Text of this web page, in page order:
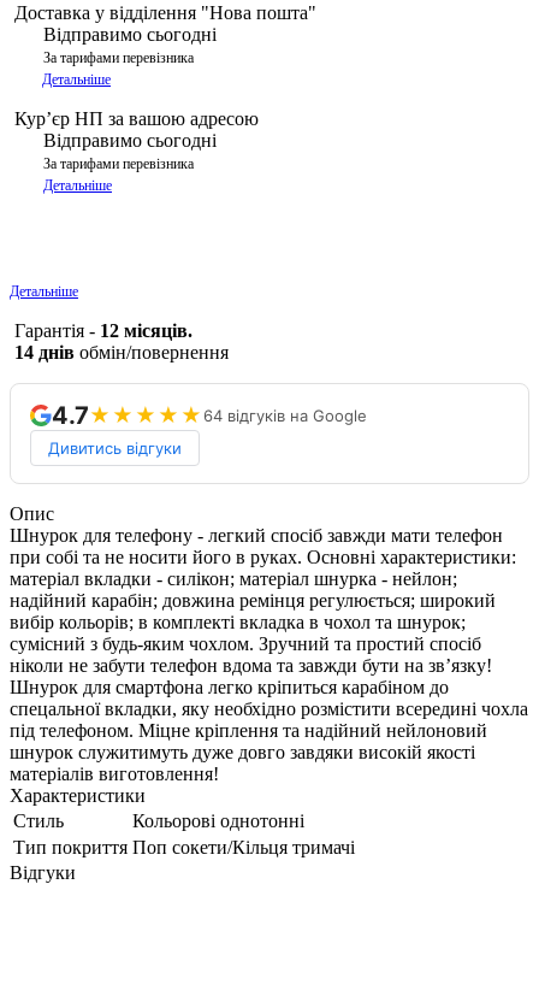
Доставка у відділення "Нова пошта"
Відправимо сьогодні
За тарифами перевізника
Детальніше
Курʼєр НП за вашою адресою
Відправимо сьогодні
За тарифами перевізника
Детальніше
Детальніше
Гарантія - 12 місяців.
14 днів обмін/повернення
4.7★★★★★64 відгуків на Google
Дивитись відгуки
Опис
Шнурок для телефону - легкий спосіб завжди мати телефон
при собі та не носити його в руках. Основні характеристики:
матеріал вкладки - силікон; матеріал шнурка - нейлон;
надійний карабін; довжина ремінця регулюється; широкий
вибір кольорів; в комплекті вкладка в чохол та шнурок;
сумісний з будь-яким чохлом. Зручний та простий спосіб
ніколи не забути телефон вдома та завжди бути на зв’язку!
Шнурок для смартфона легко кріпиться карабіном до
спецальної вкладки, яку необхідно розмістити всередині чохла
під телефоном. Міцне кріплення та надійний нейлоновий
шнурок служитимуть дуже довго завдяки високій якості
матеріалів виготовлення!
Характеристики
Стиль
Кольорові однотонні
Тип покриття Поп сокети/Кільця тримачі
Відгуки